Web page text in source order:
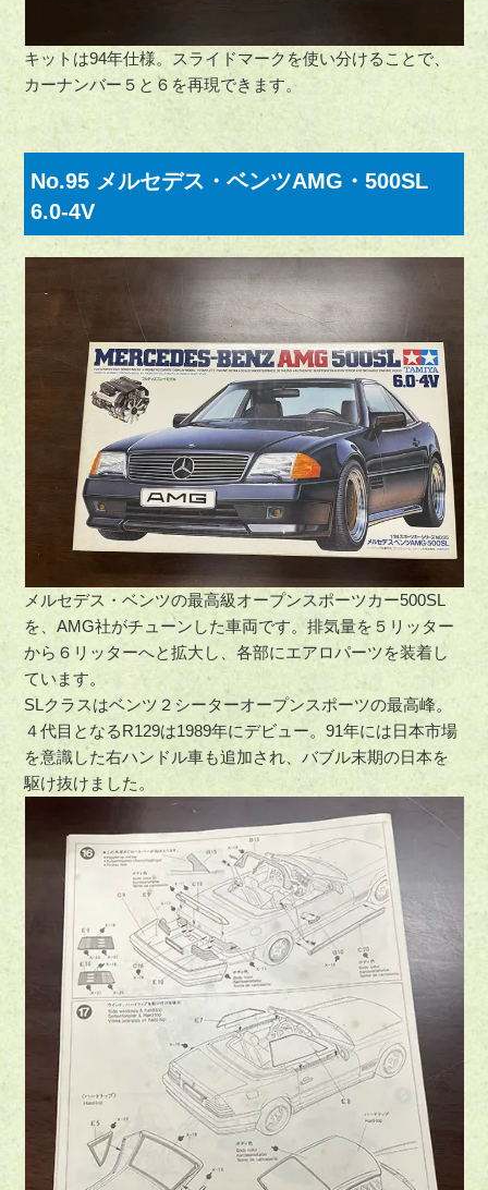
キットは94年仕様。スライドマークを使い分けることで、
カーナンバー５と６を再現できます。
No.95 メルセデス・ベンツAMG・500SL
6.0-4V
メルセデス・ベンツの最高級オープンスポーツカー500SL
を、AMG社がチューンした車両です。排気量を５リッター
から６リッターへと拡大し、各部にエアロパーツを装着し
ています。
SLクラスはベンツ２シーターオープンスポーツの最高峰。
４代目となるR129は1989年にデビュー。91年には日本市場
を意識した右ハンドル車も追加され、バブル末期の日本を
駆け抜けました。